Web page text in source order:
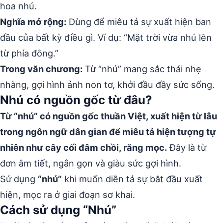
hoa nhú.
Nghĩa mở rộng: Dùng để miêu tả sự xuất hiện ban
đầu của bất kỳ điều gì. Ví dụ: “Mặt trời vừa nhú lên
từ phía đông.”
Trong văn chương: Từ “nhú” mang sắc thái nhẹ
nhàng, gợi hình ảnh non tơ, khởi đầu đầy sức sống.
Nhú có nguồn gốc từ đâu?
Từ “nhú” có nguồn gốc thuần Việt, xuất hiện từ lâu
trong ngôn ngữ dân gian để miêu tả hiện tượng tự
nhiên như cây cối đâm chồi, răng mọc.Đây là từ
đơn âm tiết, ngắn gọn và giàu sức gợi hình.
Sử dụng “nhú” khi muốn diễn tả sự bắt đầu xuất
hiện, mọc ra ở giai đoạn sơ khai.
Cách sử dụng “Nhú”